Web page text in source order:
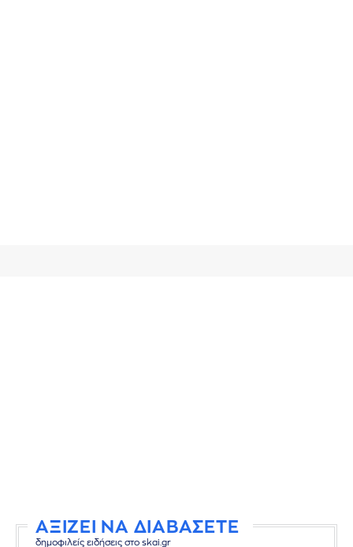
ΑΞΙΖΕΙ ΝΑ ΔΙΑΒΑΣΕΤΕ
δημοφιλείς ειδήσεις στο skai.gr